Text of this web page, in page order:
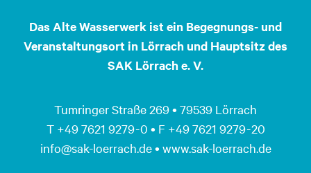
Das Alte Wasserwerk ist ein Begegnungs- und
Veranstaltungsort in Lörrach und Hauptsitz des
SAK Lörrach e. V.
Tumringer Straße 269 • 79539 Lörrach
T +49 7621 9279 - 0 • F +49 7621 9279 - 20
info@sak-loerrach.de • www.sak-loerrach.de